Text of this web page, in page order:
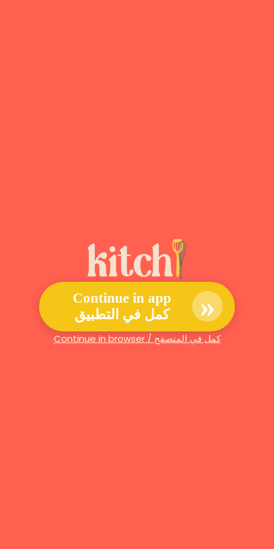
Continue in app
كمل في التطبيق
»
Continue in browser / كمل في المتصفح